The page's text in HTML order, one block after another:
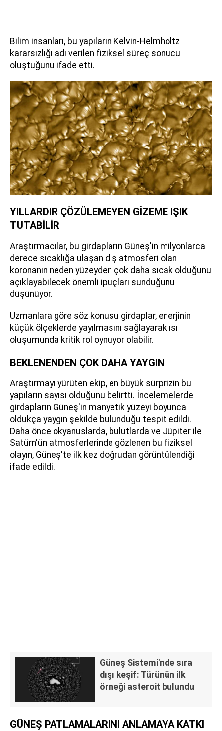
Bilim insanları, bu yapıların Kelvin-Helmholtz
kararsızlığı adı verilen fiziksel süreç sonucu
oluştuğunu ifade etti.
YILLARDIR ÇÖZÜLEMEYEN GİZEME IŞIK
TUTABİLİR
Araştırmacılar, bu girdapların Güneş'in milyonlarca
derece sıcaklığa ulaşan dış atmosferi olan
koronanın neden yüzeyden çok daha sıcak olduğunu
açıklayabilecek önemli ipuçları sunduğunu
düşünüyor.
Uzmanlara göre söz konusu girdaplar, enerjinin
küçük ölçeklerde yayılmasını sağlayarak ısı
oluşumunda kritik rol oynuyor olabilir.
BEKLENENDEN ÇOK DAHA YAYGIN
Araştırmayı yürüten ekip, en büyük sürprizin bu
yapıların sayısı olduğunu belirtti. İncelemelerde
girdapların Güneş'in manyetik yüzeyi boyunca
oldukça yaygın şekilde bulunduğu tespit edildi.
Daha önce okyanuslarda, bulutlarda ve Jüpiter ile
Satürn'ün atmosferlerinde gözlenen bu fiziksel
olayın, Güneş'te ilk kez doğrudan görüntülendiği
ifade edildi.
Güneş Sistemi'nde sıra
dışı keşif: Türünün ilk
örneği asteroit bulundu
GÜNEŞ PATLAMALARINI ANLAMAYA KATKI